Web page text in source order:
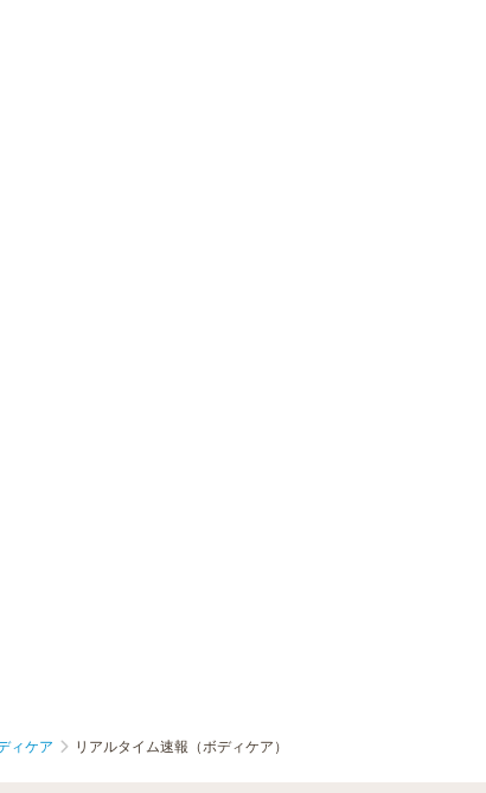
ィケア リアルタイム速報（ボディケア）